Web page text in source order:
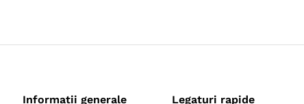
Informatii generale Legaturi rapide